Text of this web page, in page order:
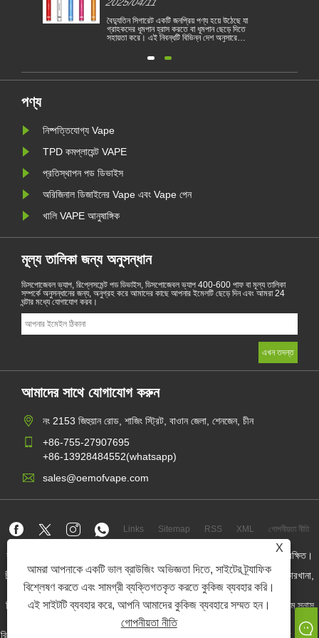
X
আমরা আপনাকে একটি ভাল ব্রাউজিং অভিজ্ঞতা দিতে, সাইটের ট্র্যাফিক
বিশ্লেষণ করতে এবং সামগ্রী ব্যক্তিগতকৃত করতে কুকিজ ব্যবহার করি।
এই সাইটটি ব্যবহার করে, আপনি আমাদের কুকিজ ব্যবহারে সম্মত হন।
গোপনীয়তা নীতি
2025/04/11
বৈদ্যুতিন সিগারেট একটি জনপ্রিয় পণ্য হয়ে উঠেছে যা
গ্রাহকদের ধূমপান হ্রাস করতে বা ধূমপান ছেড়ে দিতে
সহায়তা করে। এই নিবন্ধটি বিভিন্ন দেশ অনুসারে
তদ্ব্যতীত, কয়েকটি দেশ রয়েছে এবং অঞ্চলগুলি
পণ্য
নিষ্পত্তিযোগ্য Vape
TPD কমপ্লায়েন্ট VAPE
প্রতিস্থাপন পড ডিভাইস
অরিজিনাল ডিজাইনের Vape এবং Vape পেন
খালি VAPE আনুষাঙ্গিক
মূল্য তালিকা জন্য অনুসন্ধান
ডিসপোজেবল ভ্যাপ, রিপ্লেসমেন্ট পড ডিভাইস, ডিসপোজেবল ভ্যাপ 400-600 পাফ বা মূল্য তালিকা
সম্পর্কে অনুসন্ধানের জন্য, অনুগ্রহ করে আমাদের কাছে আপনার ইমেলটি ছেড়ে দিন এবং আমরা 24
ঘন্টার মধ্যে যোগাযোগ করব।
আমাদের সাথে যোগাযোগ করুন
নং 2153 জিহুয়ান রোড, শাজিং স্ট্রিট, বাওান জেলা, শেনজেন, চীন
+86-755-27907695
+86-13928484552(whatsapp)
sales@oemofvape.com
Links Sitemap RSS XML গোপনীয়তা নীতি
কপিরাইট © 2022 অ্যাপলাস প্রিসিশন টেকনোলজি কোং, লিমিটেড। সমস্ত অধিকার সংরক্ষিত।
চীন কার্টরিজ প্রস্তুতকারক, প্রতিস্থাপন পড ডিভাইস, ডিসপোজেবল ভ্যাপ, ওএম ভ্যাপ কারখানা,
বৈদ্যুতিন সিগারেট
নিকোটিন পাউচ পাইকার, নিকোটিন পাউচ সরবরাহকারী, ওএম নিকোটিন পাউচ ফ্যাক্টরি, ওএম স্নাস
ফ্যাক্টরি, নিকোটিন পাউচ, প্রিফিল্ড পোড ডিভাইস,
রিফিলড পিওড ডিভাইস, পিওডি সিস্টেম, ক্লোজড পড ডিভাইস, ওপেন পড কিট, ই-লিকুইড, ই-জুস,